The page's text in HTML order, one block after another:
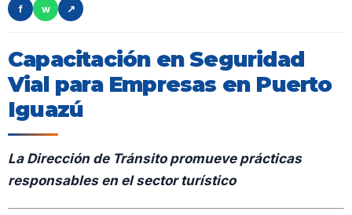
f
w ↗
Capacitación en Seguridad
Vial para Empresas en Puerto
Iguazú
La Dirección de Tránsito promueve prácticas
responsables en el sector turístico